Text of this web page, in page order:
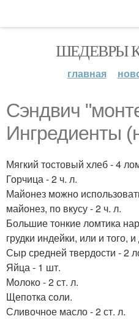
ШЕДЕВРЫ
главная
Сэндвич
Ингредиенты
Мягкий тостовый хлеб - 4
Горчица - 2 ч. л.
Майонез можно
майонез, по вкусу - 2 ч. л.
Большие тонкие ломтика
грудки индейки, или и того,
Сыр средней твердости - 2
Яйца - 1 шт.
Молоко - 2 ст. л.
Щепотка соли.
Сливочное масло - 2 ст. л.